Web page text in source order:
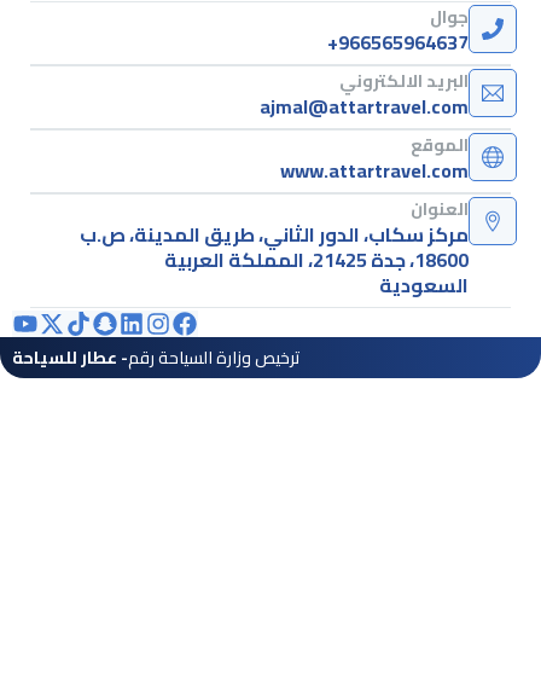
جوال
+966565964637
البريد الالكتروني
ajmal@attartravel.com
الموقع
www.attartravel.com
العنوان
مركز سكاب، الدور الثاني، طريق المدينة، ص.ب
18600، جدة 21425، المملكة العربية
السعودية
- عطار للسياحةترخيص وزارة السياحة رقم